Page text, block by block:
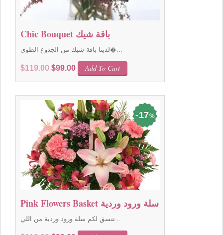
Chic Bouquet باقة شيك
لدينا باقة شيك من الجذوع الطوي�...
$119.00 Original
$119.00.
$99.00Current
price
$99.00.
Add To Cart
17%
Pink Flowers Basket سلة ورود وردية
ننسق لكم سلة ورود وردية من اللي...